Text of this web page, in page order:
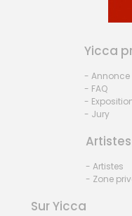
Yicca
- Annonce
- FAQ
-
- Jury
- Artistes
- Zone
Sur Yicca